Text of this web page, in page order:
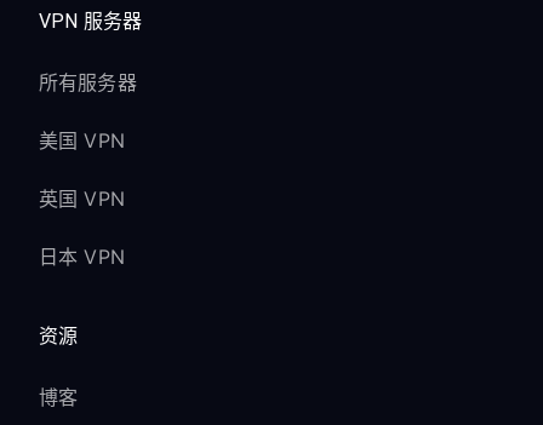
VPN 服务器
所有服务器
美国 VPN
英国 VPN
日本 VPN
资源
博客